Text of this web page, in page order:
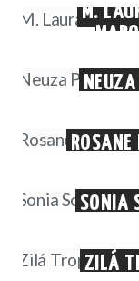
M.
SONIA
ZILÁ